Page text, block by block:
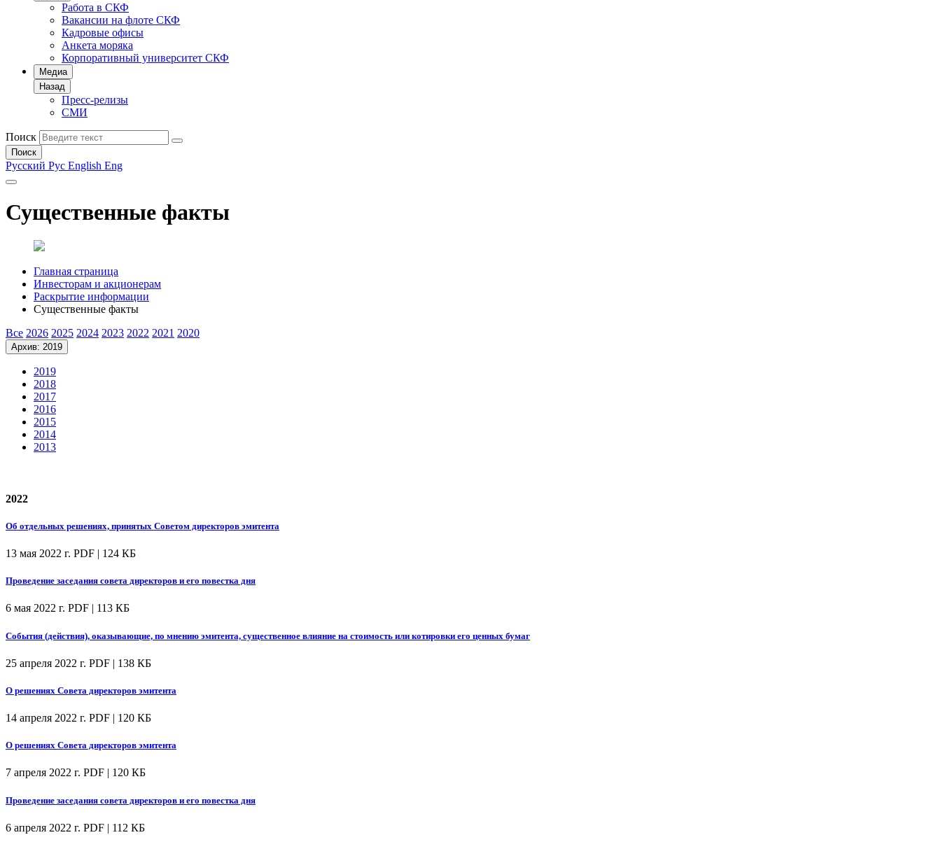
Работа в СКФ
Вакансии на флоте СКФ
Кадровые офисы
Анкета моряка
Корпоративный университет СКФ
Медиа
Назад
Пресс-релизы
СМИ
Поиск
Поиск
Русский Рус English Eng
Существенные факты
Главная страница
Инвесторам и акционерам
Раскрытие информации
Существенные факты
Все 2026 2025 2024 2023 2022 2021 2020
Архив: 2019
2019
2018
2017
2016
2015
2014
2013
2022
Об отдельных решениях, принятых Советом директоров эмитента
13 мая 2022 г. PDF | 124 КБ
Проведение заседания совета директоров и его повестка дня
6 мая 2022 г. PDF | 113 КБ
События (действия), оказывающие, по мнению эмитента, существенное влияние на стоимость или котировки его ценных бумаг
25 апреля 2022 г. PDF | 138 КБ
О решениях Совета директоров эмитента
14 апреля 2022 г. PDF | 120 КБ
О решениях Совета директоров эмитента
7 апреля 2022 г. PDF | 120 КБ
Проведение заседания совета директоров и его повестка дня
6 апреля 2022 г. PDF | 112 КБ